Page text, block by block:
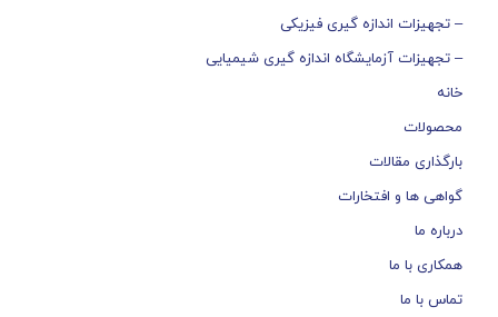
– تجهیزات اندازه گیری فیزیکی
– تجهیزات آزمایشگاه اندازه گیری شیمیایی
خانه
محصولات
بارگذاری مقالات
گواهی ها و افتخارات
درباره ما
همکاری با ما
تماس با ما